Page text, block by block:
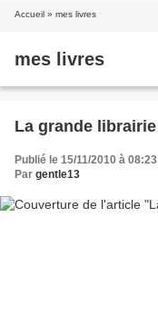
Accueil » mes livres
mes livres
La grande librairie
Publié le 15/11/2010 à 08:23
Par gentle13